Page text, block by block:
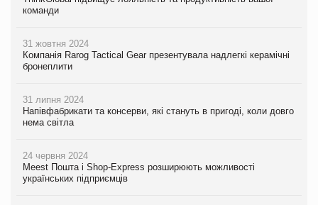
команди
31 жовтня 2024
Компанія Rarog Tactical Gear презентувала надлегкі керамічні
бронеплити
31 липня 2024
Напівфабрикати та консерви, які стануть в пригоді, коли довго
нема світла
24 червня 2024
Meest Пошта і Shop-Express розширюють можливості
українських підприємців